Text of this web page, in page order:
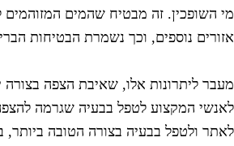
השופכין. זה מבטיח שהמים המזוהמים
נוספים, וכך נשמרת הבטיחות
ליתרונות אלו, שאיבת הצפה בצורה
המקצוע לטפל בבעיה שגרמה
ולטפל בבעיה בצורה הטובה ביותר,